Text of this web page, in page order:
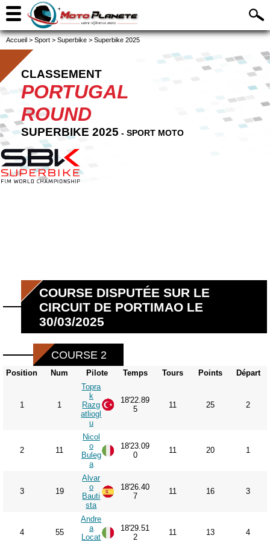
Accueil > Sport > Superbike > Superbike 2025
CLASSEMENT
PORTUGAL
ROUND
SUPERBIKE 2025 - SPORT MOTO
COURSE DISPUTÉE SUR LE
CIRCUIT DE PORTIMAO LE
30/03/2025
COURSE 2
Position Num Pilote Temps Tours Points Départ
1 1
Topra
k
Razg
atliogl
u
18'22.89
5
11 25 2
2 11
Nicol
o
Buleg
a
18'23.09
0
11 20 1
3 19
Alvar
o
Bauti
sta
18'26.40
7
11 16 3
4 55
Andre
a
Locat
18'29.51
2
11 13 4